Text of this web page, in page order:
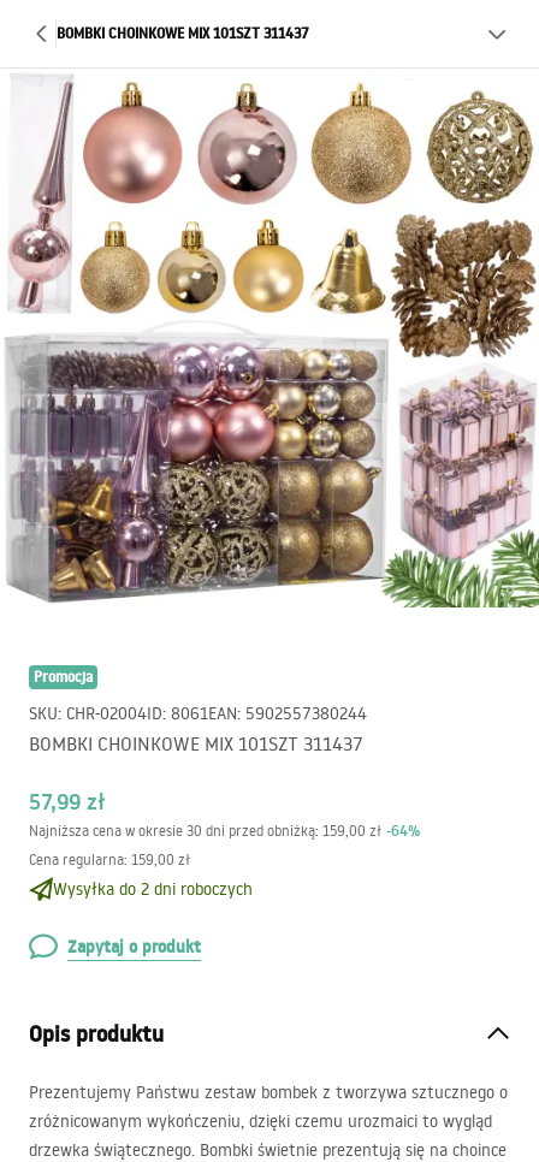
BOMBKI CHOINKOWE MIX 101SZT 311437
Promocja
SKU: CHR-02004ID: 8061EAN: 5902557380244
BOMBKI CHOINKOWE MIX 101SZT 311437
57,99 zł
Najniższa cena w okresie 30 dni przed obniżką: 159,00 zł -64%
Cena regularna: 159,00 zł
Wysyłka do 2 dni roboczych
Zapytaj o produkt
Opis produktu
Prezentujemy Państwu zestaw bombek z tworzywa sztucznego o
zróżnicowanym wykończeniu, dzięki czemu urozmaici to wygląd
drzewka świątecznego. Bombki świetnie prezentują się na choince